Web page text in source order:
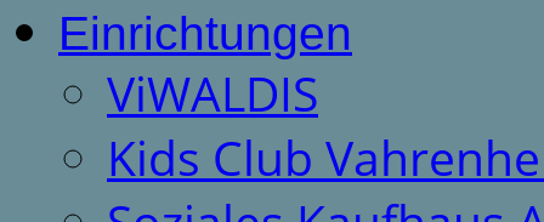
Einrichtungen
ViWALDIS
Kids Club